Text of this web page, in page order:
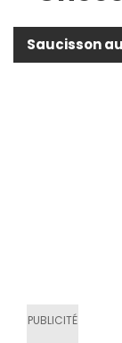
Saucisson